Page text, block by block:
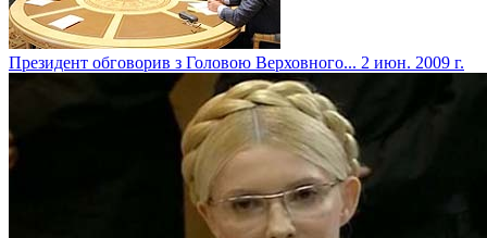
Президент обговорив з Головою Верховного... 2 июн. 2009 г.